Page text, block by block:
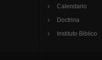
Calendario
Doctrina
Instituto Biblico